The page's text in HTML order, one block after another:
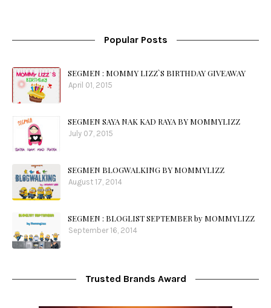
Popular Posts
SEGMEN : MOMMY LIZZ`S BIRTHDAY GIVEAWAY
April 01, 2015
SEGMEN SAYA NAK KAD RAYA BY MOMMYLIZZ
July 07, 2015
SEGMEN BLOGWALKING BY MOMMYLIZZ
August 17, 2014
SEGMEN : BLOGLIST SEPTEMBER by MOMMYLIZZ
September 16, 2014
Trusted Brands Award